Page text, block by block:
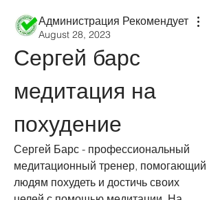
Администрация Рекомендует
August 28, 2023
Сергей барс
медитация на
похудение
Сергей Барс - профессиональный
медитационный тренер, помогающий
людям похудеть и достичь своих